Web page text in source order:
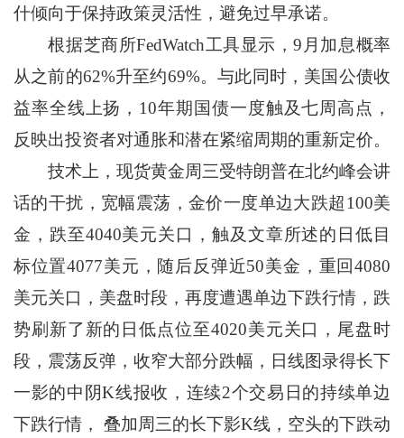
什倾向于保持政策灵活性，避免过早承诺。
根据芝商所FedWatch工具显示，9月加息概率
从之前的62%升至约69%。与此同时，美国公债收
益率全线上扬，10年期国债一度触及七周高点，
反映出投资者对通胀和潜在紧缩周期的重新定价。
技术上，现货黄金周三受特朗普在北约峰会讲
话的干扰，宽幅震荡，金价一度单边大跌超100美
金，跌至4040美元关口，触及文章所述的日低目
标位置4077美元，随后反弹近50美金，重回4080
美元关口，美盘时段，再度遭遇单边下跌行情，跌
势刷新了新的日低点位至4020美元关口，尾盘时
段，震荡反弹，收窄大部分跌幅，日线图录得长下
一影的中阴K线报收，连续2个交易日的持续单边
下跌行情， 叠加周三的长下影K线，空头的下跌动